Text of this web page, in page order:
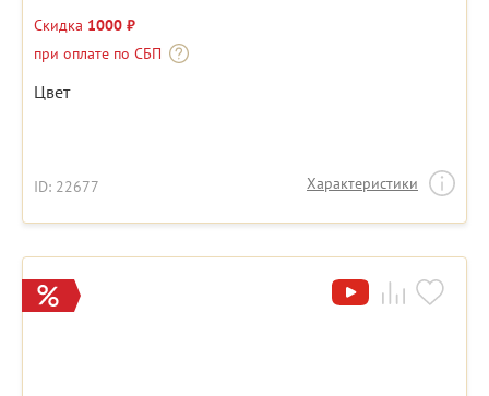
Скидка 1000 ₽
при оплате по СБП
Цвет
ID: 22677 Характеристики